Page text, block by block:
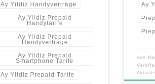
Ay Yildiz Handyverträge
Ay Yildiz Prepaid
Handytarife
Ay Yildiz Prepaid
Handyverträge
Ay Yildiz Prepaid
Smartphone Tarife
Ay Yildiz Prepaid Tarife
Ay
von